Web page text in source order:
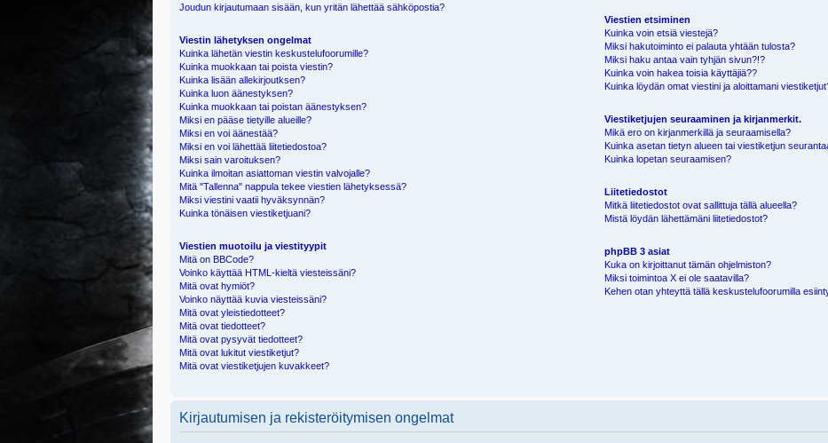
Joudun kirjautumaan sisään, kun yritän lähettää sähköpostia?
Viestin lähetyksen ongelmat
Kuinka lähetän viestin keskustelufoorumille?
Kuinka muokkaan tai poista viestin?
Kuinka lisään allekirjoutksen?
Kuinka luon äänestyksen?
Kuinka muokkaan tai poistan äänestyksen?
Miksi en pääse tietyille alueille?
Miksi en voi äänestää?
Miksi en voi lähettää liitetiedostoa?
Miksi sain varoituksen?
Kuinka ilmoitan asiattoman viestin valvojalle?
Mitä "Tallenna" nappula tekee viestien lähetyksessä?
Miksi viestini vaatii hyväksynnän?
Kuinka tönäisen viestiketjuani?
Viestien muotoilu ja viestityypit
Mitä on BBCode?
Voinko käyttää HTML-kieltä viesteissäni?
Mitä ovat hymiöt?
Voinko näyttää kuvia viesteissäni?
Mitä ovat yleistiedotteet?
Mitä ovat tiedotteet?
Mitä ovat pysyvät tiedotteet?
Mitä ovat lukitut viestiketjut?
Mitä ovat viestiketjujen kuvakkeet?
Viestien etsiminen
Kuinka voin etsiä viestejä?
Miksi hakutoiminto ei palauta yhtään tulosta?
Miksi haku antaa vain tyhjän sivun?!?
Kuinka voin hakea toisia käyttäjiä??
Kuinka löydän omat viestini ja aloittamani
Viestiketjujen seuraaminen ja kirjanmerkit.
Mikä ero on kirjanmerkillä ja seuraamisella?
Kuinka asetan tietyn alueen tai viestiketjun
Kuinka lopetan seuraamisen?
Liitetiedostot
Mitkä liitetiedostot ovat sallittuja tällä alueella?
Mistä löydän lähettämäni liitetiedostot?
phpBB 3 asiat
Kuka on kirjoittanut tämän ohjelmiston?
Miksi toimintoa X ei ole saatavilla?
Kehen otan yhteyttä tällä keskustelufoorumilla
Kirjautumisen ja rekisteröitymisen ongelmat